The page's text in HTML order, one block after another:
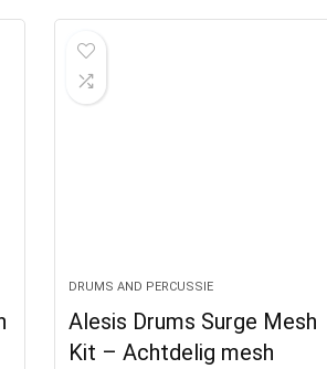
DRUMS AND PERCUSSIE
Alesis Drums Surge Mesh
Kit – Achtdelig mesh